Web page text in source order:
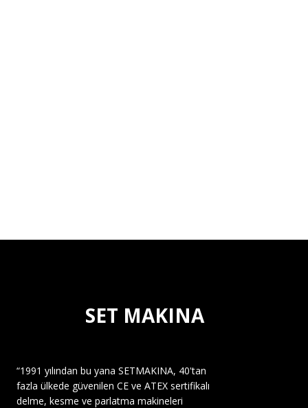
SET MAKINA
“1991 yılından bu yana SETMAKINA, 40'tan
fazla ülkede güvenilen CE ve ATEX sertifikalı
delme, kesme ve parlatma makineleri